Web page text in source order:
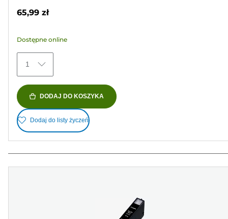
205
65,99 zł
Dostępne online
1
DODAJ DO KOSZYKA
Dodaj do listy życzeń